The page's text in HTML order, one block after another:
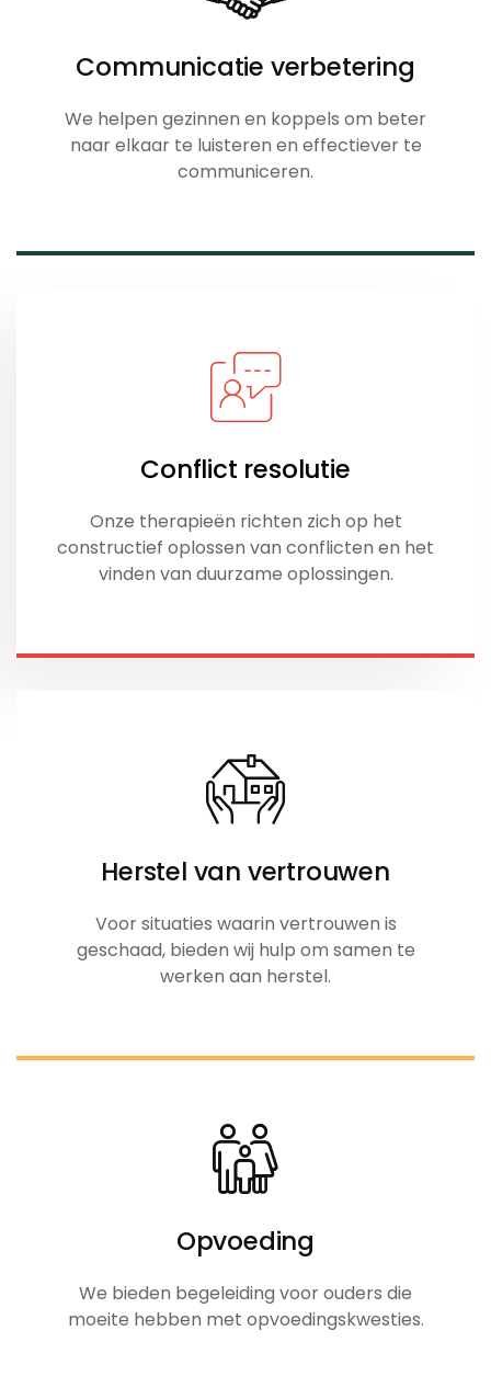
Communicatie verbetering
We helpen gezinnen en koppels om beter
naar elkaar te luisteren en effectiever te
communiceren.
Conflict resolutie
Onze therapieën richten zich op het
constructief oplossen van conflicten en het
vinden van duurzame oplossingen.
Herstel van vertrouwen
Voor situaties waarin vertrouwen is
geschaad, bieden wij hulp om samen te
werken aan herstel.
Opvoeding
We bieden begeleiding voor ouders die
moeite hebben met opvoedingskwesties.